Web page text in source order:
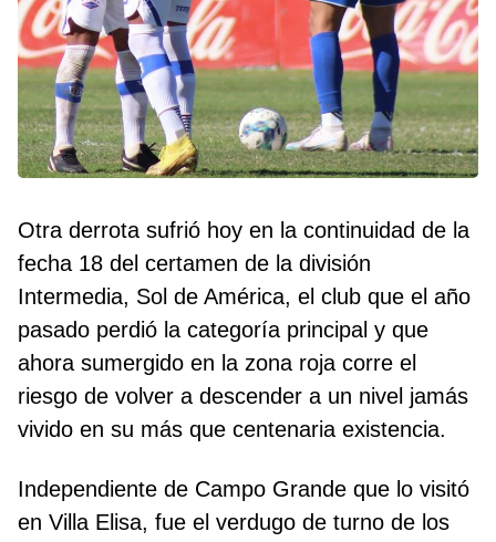
Otra derrota sufrió hoy en la continuidad de la
fecha 18 del certamen de la división
Intermedia, Sol de América, el club que el año
pasado perdió la categoría principal y que
ahora sumergido en la zona roja corre el
riesgo de volver a descender a un nivel jamás
vivido en su más que centenaria existencia.
Independiente de Campo Grande que lo visitó
en Villa Elisa, fue el verdugo de turno de los